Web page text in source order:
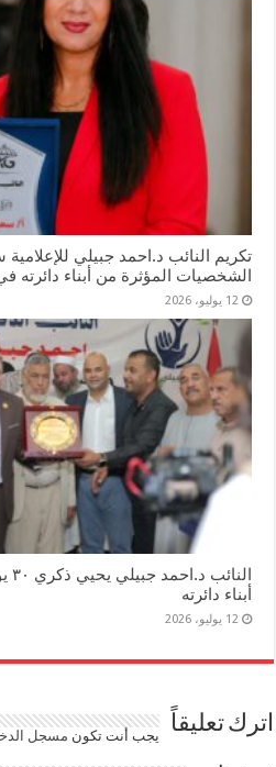
تكريم النائب د.احمد جبيلي
الشخصيات المؤثرة من أبناء دائرته في
12 يوليو، 2026
أبناء دائرته
12 يوليو، 2026
اترك تعليقاً يجب أنت تكون مسجل